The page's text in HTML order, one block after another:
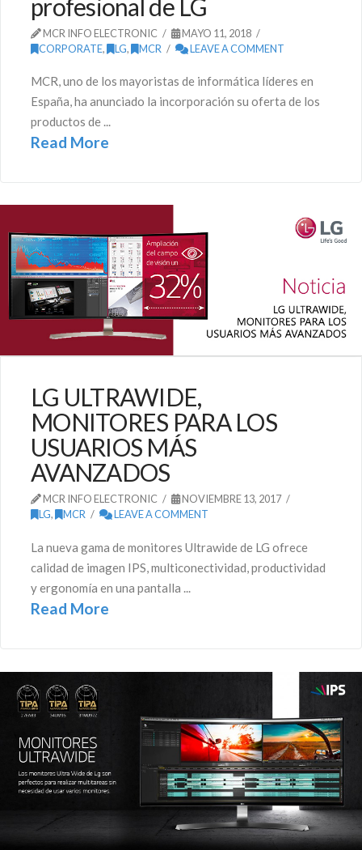
profesional de LG
MCR INFO ELECTRONIC
MAYO 11, 2018
CORPORATE, LG, MCR LEAVE A COMMENT
MCR, uno de los mayoristas de informática líderes en
España, ha anunciado la incorporación su oferta de los
productos de ...
Read More
LG ULTRAWIDE,
MONITORES PARA LOS
USUARIOS MÁS
AVANZADOS
MCR INFO ELECTRONIC
NOVIEMBRE 13, 2017
LG, MCR LEAVE A COMMENT
La nueva gama de monitores Ultrawide de LG ofrece
calidad de imagen IPS, multiconectividad, productividad
y ergonomía en una pantalla ...
Read More